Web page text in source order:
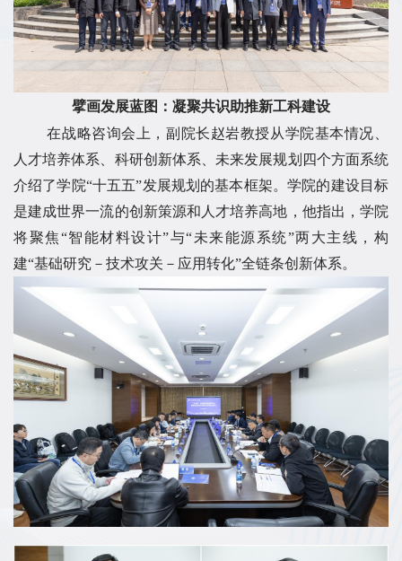
擘画发展蓝图：凝聚共识助推新工科建设
在战略咨询会上，副院长赵岩教授从学院基本情况、
人才培养体系、科研创新体系、未来发展规划四个方面系统
介绍了学院“十五五”发展规划的基本框架。学院的建设目标
是建成世界一流的创新策源和人才培养高地，他指出，学院
将聚焦“智能材料设计”与“未来能源系统”两大主线，构
建“基础研究－技术攻关－应用转化”全链条创新体系。